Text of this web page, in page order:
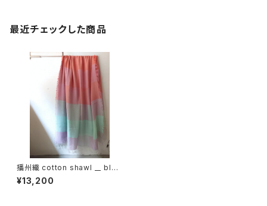
最近チェックした商品
播州織 cotton shawl __ bloc
k 220-120 水中花BG
¥13,200